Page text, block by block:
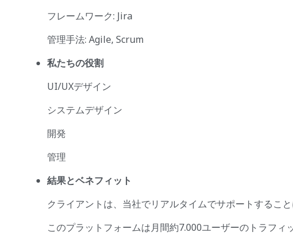
フレームワーク: Jira
管理手法: Agile, Scrum
私たちの役割
UI/UXデザイン
システムデザイン
開発
管理
結果とベネフィット
クライアントは、当社でリアルタイムでサポートすること
このプラットフォームは月間約7.000ユーザーのトラフィ